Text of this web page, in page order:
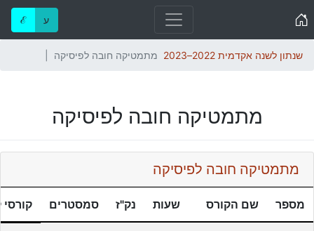
ℰ ע
שנתון לשנה אקדמית 2022–2023 מתמטיקה חובה לפיסיקה
מתמטיקה חובה לפיסיקה
מתמטיקה חובה לפיסיקה
מספר שם הקורס שעות נק"ז סמסטרים